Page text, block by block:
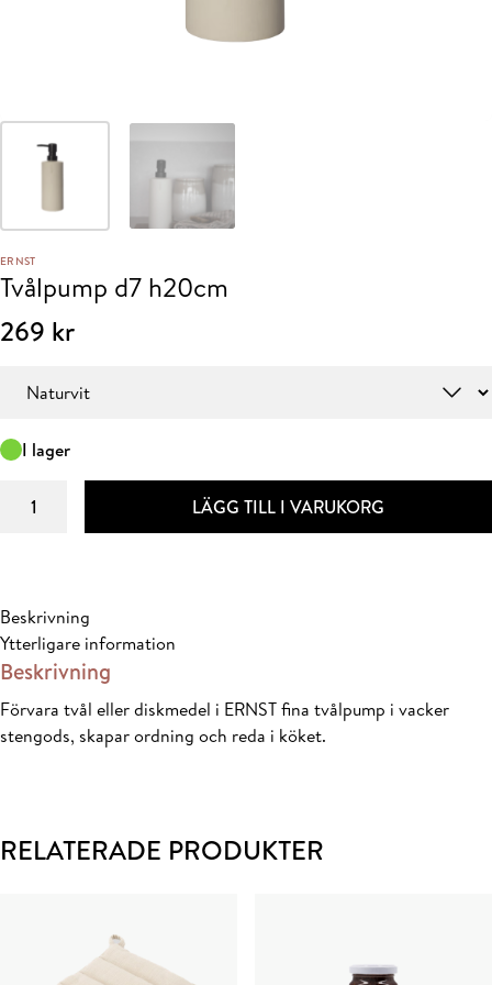
ERNST
Tvålpump d7 h20cm
269 kr
I lager
LÄGG TILL I VARUKORG
Beskrivning
Ytterligare information
Beskrivning
Förvara tvål eller diskmedel i ERNST fina tvålpump i vacker
stengods, skapar ordning och reda i köket.
RELATERADE PRODUKTER